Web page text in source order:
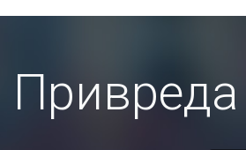
Привреда